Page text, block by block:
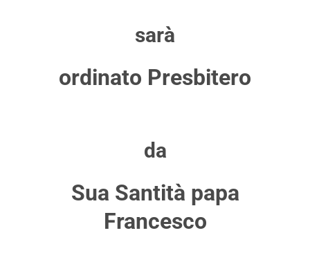
sarà
ordinato Presbitero
da
Sua Santità papa
Francesco